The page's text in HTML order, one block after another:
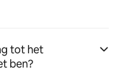
tot het
ben?